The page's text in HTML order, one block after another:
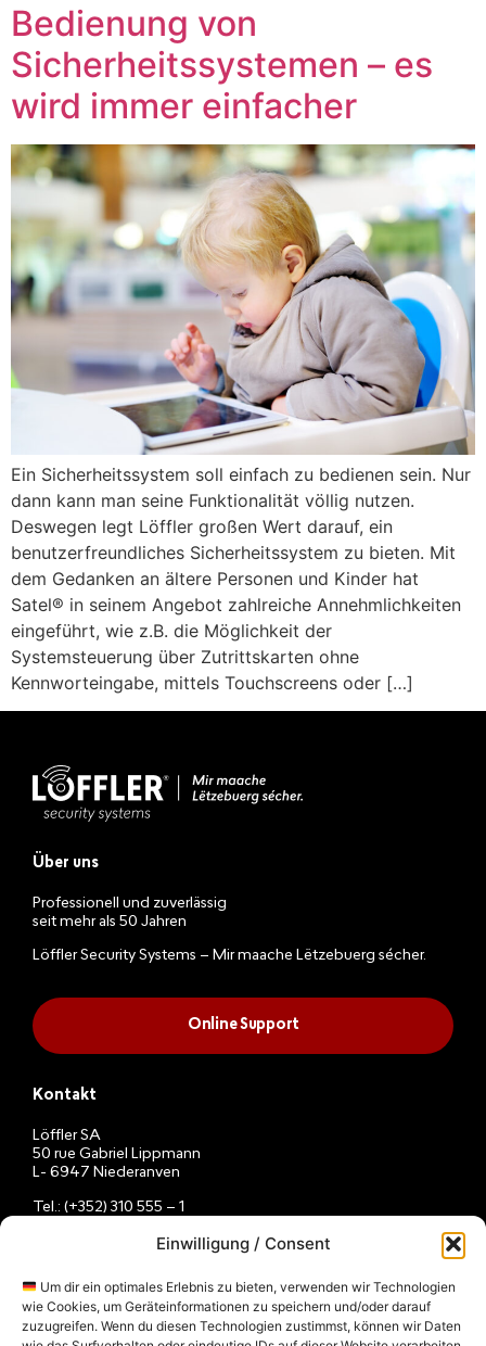
Einwilligung / Consent
Um dir ein optimales Erlebnis zu bieten, verwenden wir Technologien
wie Cookies, um Geräteinformationen zu speichern und/oder darauf
zuzugreifen. Wenn du diesen Technologien zustimmst, können wir Daten
Bedienung von
Sicherheitssystemen – es
wird immer einfacher
Ein Sicherheitssystem soll einfach zu bedienen sein. Nur
dann kann man seine Funktionalität völlig nutzen.
Deswegen legt Löffler großen Wert darauf, ein
benutzerfreundliches Sicherheitssystem zu bieten. Mit
dem Gedanken an ältere Personen und Kinder hat
Satel® in seinem Angebot zahlreiche Annehmlichkeiten
eingeführt, wie z.B. die Möglichkeit der
Systemsteuerung über Zutrittskarten ohne
Kennworteingabe, mittels Touchscreens oder […]
Über uns
Professionell und zuverlässig
seit mehr als 50 Jahren
Löffler Security Systems – Mir maache Lëtzebuerg sécher.
Online Support
Kontakt
Löffler SA
50 rue Gabriel Lippmann
L- 6947 Niederanven
Tel.: (+352) 310 555 – 1
08h – 12h / 13h – 16h